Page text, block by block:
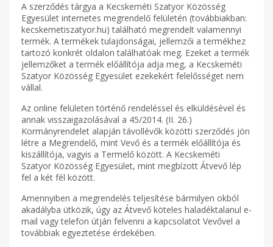
A szerződés tárgya a Kecskeméti Szatyor Közösség
Egyesület internetes megrendelő felületén (továbbiakban:
kecskemetiszatyor.hu) található megrendelt valamennyi
termék. A termékek tulajdonságai, jellemzői a termékhez
tartozó konkrét oldalon találhatóak meg. Ezeket a termék
jellemzőket a termék előállítója adja meg, a Kecskeméti
Szatyor Közösség Egyesület ezekekért felelősséget nem
vállal.
Az online felületen történő rendeléssel és elküldésével és
annak visszaigazolásával a 45/2014. (II. 26.)
Kormányrendelet alapján távollévők közötti szerződés jön
létre a Megrendelő, mint Vevő és a termék előállítója és
kiszállítója, vagyis a Termelő között. A Kecskeméti
Szatyor Közösség Egyesület, mint megbízott Átvevő lép
fel a két fél között.
Amennyiben a megrendelés teljesítése bármilyen okból
akadályba ütközik, úgy az Átvevő köteles haladéktalanul e-
mail vagy telefon útján felvenni a kapcsolatot Vevővel a
továbbiak egyeztetése érdekében.